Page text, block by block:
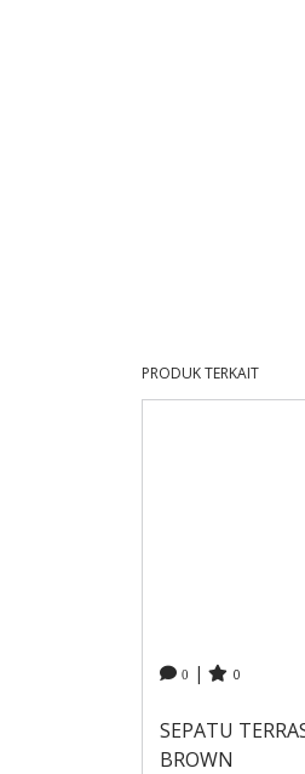
PRODUK TERKAIT
0 | 0
SEPATU
BROWN